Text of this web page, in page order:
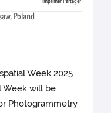
Imprimer Partager
Poland
Week 2025
Week will be
Photogrammetry